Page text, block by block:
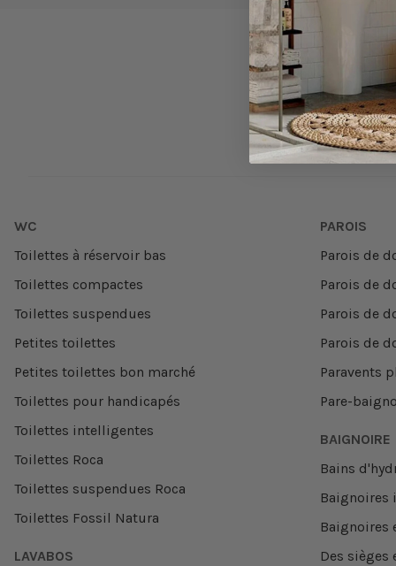
Type d'installation du robinet
WC
Toilettes à réservoir bas
Toilettes compactes
Toilettes suspendues
Petites toilettes
Petites toilettes bon marché
Toilettes pour handicapés
Toilettes intelligentes
Toilettes Roca
Toilettes suspendues Roca
Toilettes Fossil Natura
LAVABOS
PAROIS
Parois de
Parois de
Parois de
Parois de
Paravents
Pare-
BAIGNOIRE
Bains
Baignoires
Baignoires
Des sièges